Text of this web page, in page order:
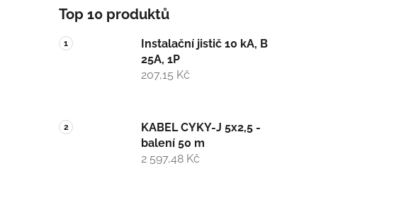
Top 10 produktů
Instalační jistič 10 kA, B
25A, 1P
207,15 Kč
KABEL CYKY-J 5x2,5 -
balení 50 m
2 597,48 Kč